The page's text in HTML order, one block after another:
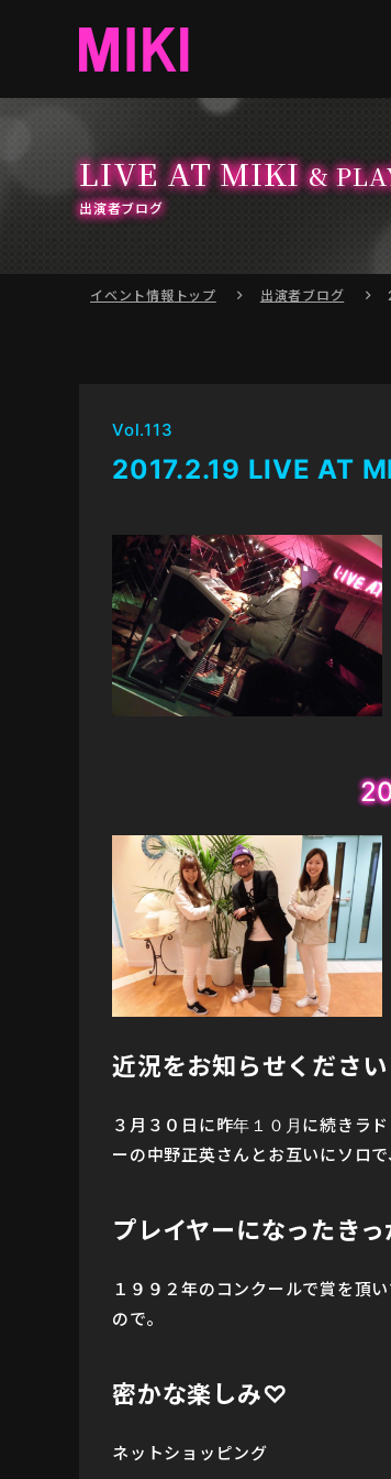
イベント情報 トップ 出演者ブログ
LIVE AT MIKI&
出演者ブログ
Vol.113
2017.2.19 LIVE AT
近況をお知らせください
３月３０日に昨年１０月に続き
ーの中野正英さんとお互いにソロ
プレイヤーになったきっ
１９９２年のコンクールで賞を頂
ので。
密かな楽しみ♡
ネットショッピング